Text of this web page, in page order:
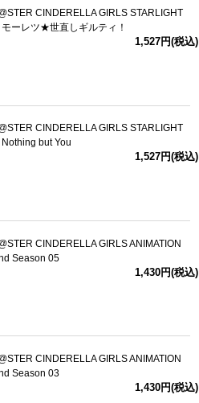
CINDERELLA GIRLS STARLIGHT
ーレツ★世直しギルティ！
1,527円(税込)
CINDERELLA GIRLS STARLIGHT
but You
1,527円(税込)
CINDERELLA GIRLS ANIMATION
Season 05
1,430円(税込)
CINDERELLA GIRLS ANIMATION
Season 03
1,430円(税込)